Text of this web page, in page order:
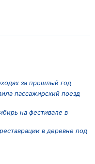
за прошлый год
пассажирский поезд
на фестивале в
в деревне под